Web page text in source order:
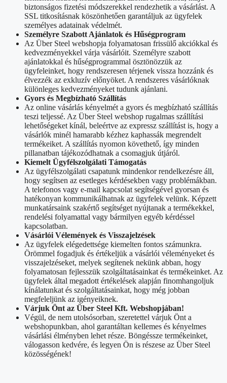
biztonságos fizetési módszerekkel rendezhetik a vásárlást. A
SSL titkosításnak köszönhetően garantáljuk az ügyfelek
személyes adatainak védelmét.
Személyre Szabott Ajánlatok és Hűségprogram
Az Über Steel webshopja folyamatosan frissülő akciókkal és
kedvezményekkel várja vásárlóit. Személyre szabott
ajánlatokkal és hűségprogrammal ösztönözzük az
ügyfeleinket, hogy rendszeresen térjenek vissza hozzánk és
élvezzék az exkluzív előnyöket. A rendszeres vásárlóknak
különleges kedvezményeket tudunk ajánlani.
Gyors és Megbízható Szállítás
Az online vásárlás kényelmét a gyors és megbízható szállítás
teszi teljessé. Az Über Steel webshop rugalmas szállítási
lehetőségeket kínál, beleértve az expressz szállítást is, hogy a
vásárlók minél hamarabb kézhez kaphassák megrendelt
termékeiket. A szállítás nyomon követhető, így minden
pillanatban tájékozódhatnak a csomagjuk útjáról.
Kiemelt Ügyfélszolgálati Támogatás
Az ügyfélszolgálati csapatunk mindenkor rendelkezésre áll,
hogy segítsen az esetleges kérdésekben vagy problémákban.
A telefonos vagy e-mail kapcsolat segítségével gyorsan és
hatékonyan kommunikálhatnak az ügyfelek velünk. Képzett
munkatársaink szakértő segítséget nyújtanak a termékekkel,
rendelési folyamattal vagy bármilyen egyéb kérdéssel
kapcsolatban.
Vásárlói Vélemények és Visszajelzések
Az ügyfelek elégedettsége kiemelten fontos számunkra.
Örömmel fogadjuk és értékeljük a vásárlói véleményeket és
visszajelzéseket, melyek segítenek nekünk abban, hogy
folyamatosan fejlesszük szolgáltatásainkat és termékeinket. Az
ügyfelek által megadott értékelések alapján finomhangoljuk
kínálatunkat és szolgáltatásainkat, hogy még jobban
megfeleljünk az igényeiknek.
Várjuk Önt az Über Steel Kft. Webshopjában!
Végül, de nem utolsósorban, szeretettel várjuk Önt a
webshopunkban, ahol garantáltan kellemes és kényelmes
vásárlási élményben lehet része. Böngéssze termékeinket,
válogasson kedvére, és legyen Ön is részese az Über Steel
közösségének!